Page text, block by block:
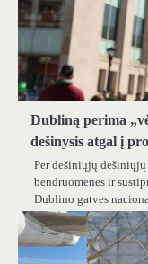
Dubliną perima
dešinysis atgal į
Per dešiniųjų
bendruomenes ir
Dublino gatves